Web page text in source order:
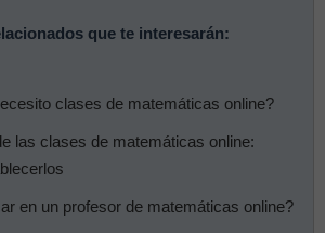
que te interesarán:
clases de matemáticas online?
las clases de matemáticas online:
en un profesor de matemáticas online?